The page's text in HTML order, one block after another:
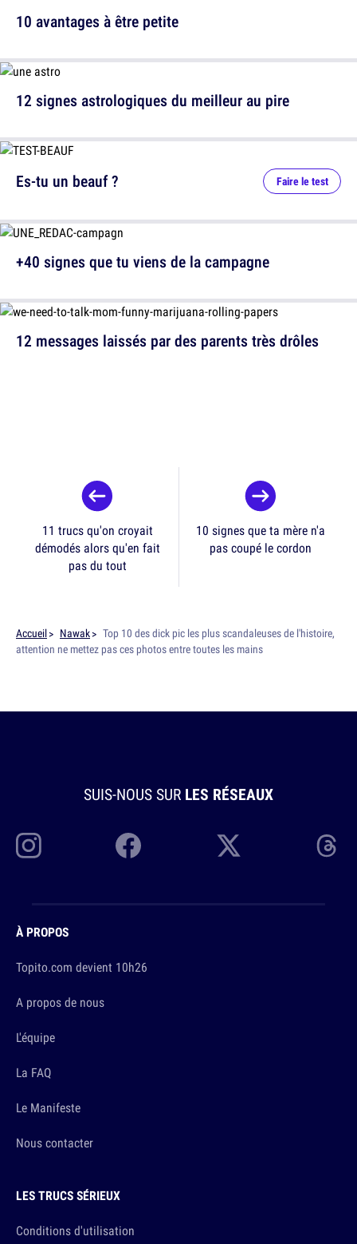
10 avantages à être petite
12 signes astrologiques du meilleur au pire
12 messages laissés par des parents très drôles
Es-tu un beauf ? Faire le test
+40 signes que tu viens de la campagne
11 trucs qu'on croyait
démodés alors qu'en fait
pas du tout
10 signes que ta mère n'a
pas coupé le cordon
Accueil Nawak
Top 10 des dick pic les plus scandaleuses de l'histoire,
attention ne mettez pas ces photos entre toutes les mains
SUIS-NOUS SUR LES RÉSEAUX
À PROPOS
Topito.com devient 10h26
A propos de nous
L'équipe
La FAQ
Le Manifeste
Nous contacter
LES TRUCS SÉRIEUX
Conditions d'utilisation